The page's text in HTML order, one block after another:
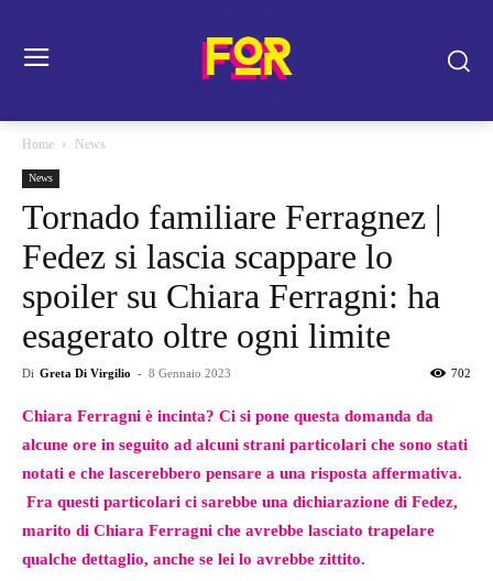
Home News
News
Tornado familiare Ferragnez |
Fedez si lascia scappare lo
spoiler su Chiara Ferragni: ha
esagerato oltre ogni limite
Di Greta Di Virgilio - 8 Gennaio 2023 702
Chiara Ferragni è incinta? Ci si pone questa domanda da
alcune ore in seguito ad alcuni strani particolari che sono stati
notati e che lascerebbero pensare a una risposta affermativa.
Fra questi particolari ci sarebbe una dichiarazione di Fedez,
marito di Chiara Ferragni che avrebbe lasciato trapelare
qualche dettaglio, anche se lei lo avrebbe zittito.